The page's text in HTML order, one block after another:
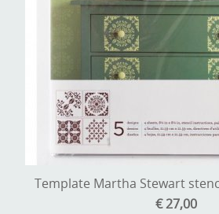
Template Martha Stewart
€ 27,00